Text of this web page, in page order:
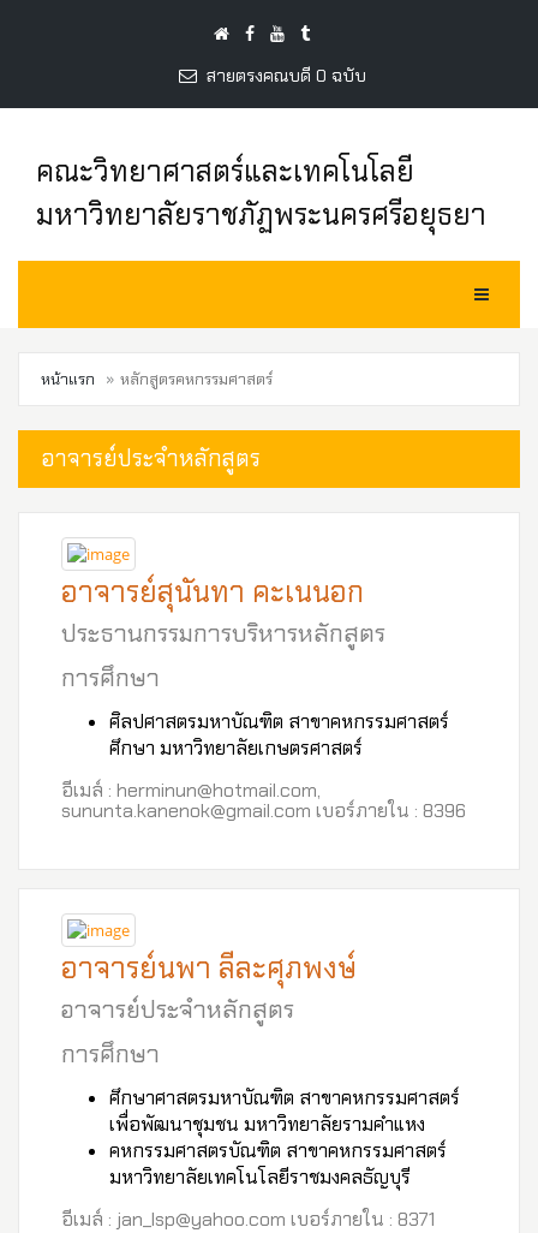
สายตรงคณบดี 0 ฉบับ
คณะวิทยาศาสตร์และเทคโนโลยี
มหาวิทยาลัยราชภัฏพระนครศรีอยุธยา
Toggle
หน้าแรก หลักสูตรคหกรรมศาสตร์
อาจารย์ประจำหลักสูตร
อาจารย์สุนันทา คะเนนอก
ประธานกรรมการบริหารหลักสูตร
การศึกษา
ศิลปศาสตรมหาบัณฑิต สาขาคหกรรมศาสตร์
ศึกษา มหาวิทยาลัยเกษตรศาสตร์
อีเมล์ : herminun@hotmail.com,
sununta.kanenok@gmail.com เบอร์ภายใน : 8396
อาจารย์นพา ลีละศุภพงษ์
อาจารย์ประจำหลักสูตร
การศึกษา
ศึกษาศาสตรมหาบัณฑิต สาขาคหกรรมศาสตร์
เพื่อพัฒนาชุมชน มหาวิทยาลัยรามคำแหง
คหกรรมศาสตรบัณฑิต สาขาคหกรรมศาสตร์
มหาวิทยาลัยเทคโนโลยีราชมงคลธัญบุรี
อีเมล์ : jan_lsp@yahoo.com เบอร์ภายใน : 8371